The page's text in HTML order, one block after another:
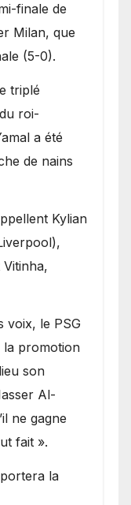
finale de
Milan, que
(5-0).
triplé
roi-
a été
de nains
Kylian
voix, le PSG
la promotion
son
Al-
ne gagne
fait ».
la